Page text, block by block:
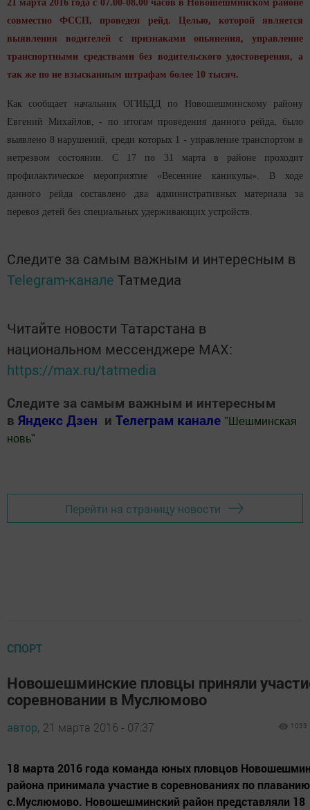
21 марта 2016 года с 07.00-08.00 часов в Новошешминском районе
совместно ФССП, проведен рейд. Целью, которой является
выявления водителей с признаками опьянения, управление
транспортными средствами без водительского удостоверения, а
так же по не взысканным штрафам более 10 тысяч.
Как сообщает начальник ОГИБДД по Новошешминскому району
Евгений Михайлов, - по итогам проведения данного рейда, было
выявлено 8 нарушений, среди которых 1 - управление транспортом в
нетрезвом состоянии. С 17 по 31 марта в районе проходит
профилактическое мероприятие «Весенние каникулы». В ходе
данного рейда составлено два административных материала за
перевоз детей без специальных удерживающих устройств.
Следите за самым важным и интересным в
Telegram-канале Татмедиа
Читайте новости Татарстана в
национальном мессенджере MАХ:
https://max.ru/tatmedia
Следите за самым важным и интересным
в Яндекс Дзен и Телеграм канале " Шешминская
новь"
Перейти на страницу новости
СПОРТ
Новошешминские пловцы приняли
соревновании в Муслюмово
автор, 21 марта 2016 - 07:37 1033
18 марта 2016 года команда юных пловцов
района принимала участие в соревнованиях по
с.Муслюмово. Новошешминский район представляли 18